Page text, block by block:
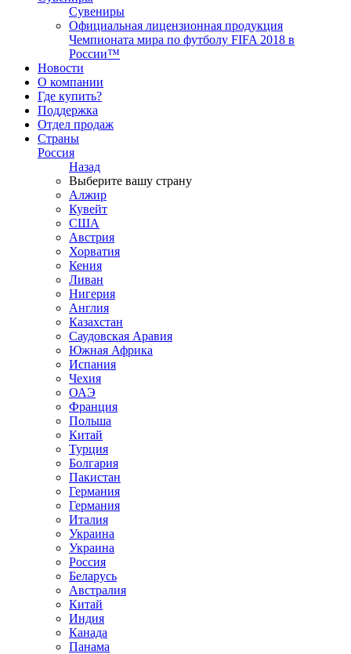
Сувениры
Официальная лицензионная продукция
Чемпионата мира по футболу FIFA 2018 в
России™
Новости
О компании
Где купить?
Поддержка
Отдел продаж
Страны
Россия
Назад
Выберите вашу страну
Алжир
Кувейт
США
Австрия
Хорватия
Кения
Ливан
Нигерия
Англия
Казахстан
Саудовская Аравия
Южная Африка
Испания
Чехия
ОАЭ
Франция
Польша
Китай
Турция
Болгария
Пакистан
Германия
Германия
Италия
Украина
Украина
Россия
Беларусь
Австралия
Китай
Индия
Канада
Панама